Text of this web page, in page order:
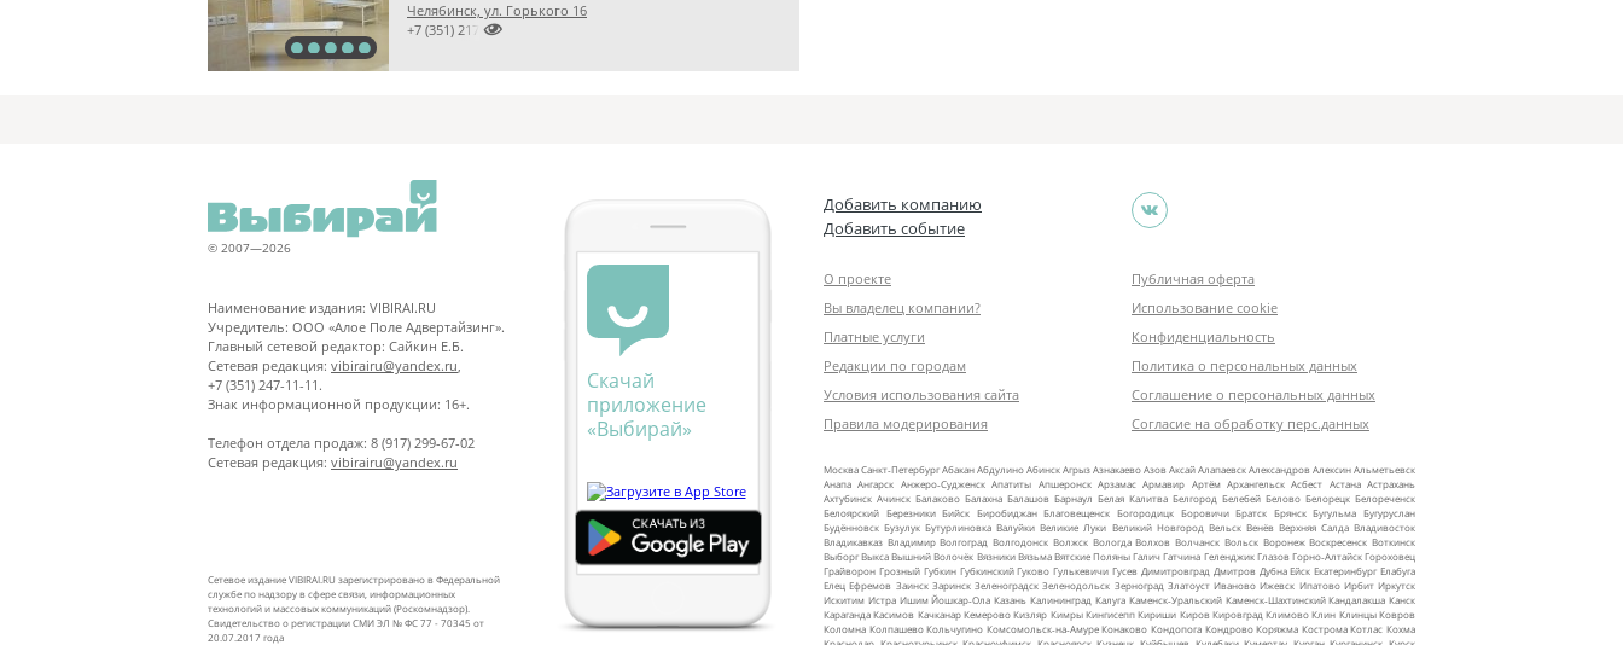
Челябинск, ул. Горького 16

+7 (351) 2172376
© 2007—2026
Наименование издания: VIBIRAI.RU
Учредитель: ООО «Алое Поле Адвертайзинг».
Главный сетевой редактор: Сайкин Е.Б.
Сетевая редакция: vibirairu@yandex.ru
+7 (351) 247-11-11.
Знак информационной продукции: 16+.
Телефон отдела продаж: 8 (917) 299-67-02
Сетевая редакция: vibirairu@yandex.ru
Сетевое издание VIBIRAI.RU зарегистрировано в Федеральной
службе по надзору в сфере связи, информационных
технологий и массовых коммуникаций (Роскомнадзор).
Свидетельство о регистрации СМИ ЭЛ № ФС 77 - 70345 от
20.07.2017 года
Скачай
приложение
«Выбирай»
Добавить компанию
Добавить событие
О проекте
Вы владелец компании?
Платные услуги
Редакции по городам
Условия использования сайта
Правила модерирования
Публичная оферта
Использование cookie
Конфиденциальность
Политика о персональных данных
Соглашение о персональных данных
Согласие на обработку перс.данных
МоскваСанкт‑ПетербургАбаканАбдулиноАбинскАгрызАзнакаевоАзовАксайАлапаевскАлександровАлексинАльметьевск
Анапа Ангарск Анжеро‑Судженск Апатиты Апшеронск Арзамас Армавир Артём Архангельск Асбест Астана Астрахань
Ахтубинск Ачинск Балаково Балахна Балашов Барнаул Белая Калитва Белгород Белебей Белово Белорецк Белореченск
Белоярский Березники Бийск Биробиджан Благовещенск Богородицк Боровичи Братск Брянск Бугульма Бугуруслан
Будённовск Бузулук Бутурлиновка Валуйки Великие Луки Великий Новгород Вельск Венёв Верхняя Салда Владивосток
Владикавказ Владимир Волгоград Волгодонск Волжск Вологда Волхов Волчанск Вольск Воронеж Воскресенск Воткинск
ВыборгВыкса Вышний Волочёк Вязники Вязьма Вятские Поляны Галич Гатчина Геленджик Глазов Горно‑АлтайскГороховец
Грайворон Грозный Губкин Губкинский Гуково Гулькевичи Гусев Димитровград Дмитров Дубна Ейск Екатеринбург Елабуга
Елец Ефремов Заинск Заринск Зеленоградск Зеленодольск Зерноград Златоуст Иваново Ижевск Ипатово Ирбит Иркутск
Искитим Истра Ишим Йошкар‑Ола Казань Калининград Калуга Каменск‑Уральский Каменск‑Шахтинский Кандалакша Канск
Караганда Касимов Качканар Кемерово Кизляр Кимры Кингисепп Кириши Киров Кировград Климово Клин Клинцы Ковров
Коломна Колпашево Кольчугино Комсомольск‑на‑Амуре Конаково Кондопога Кондрово Коряжма Кострома Котлас Кохма